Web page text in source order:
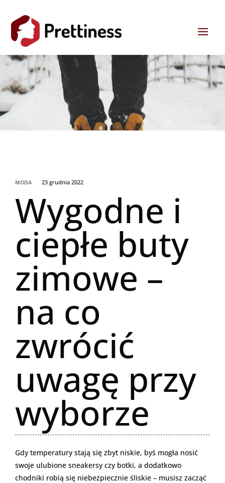
MODA 23 grudnia 2022
Wygodne i
ciepłe buty
zimowe –
na co
zwrócić
uwagę przy
wyborze
Gdy temperatury stają się zbyt niskie, byś mogła nosić
swoje ulubione sneakersy czy botki, a dodatkowo
chodniki robią się niebezpiecznie śliskie – musisz zacząć